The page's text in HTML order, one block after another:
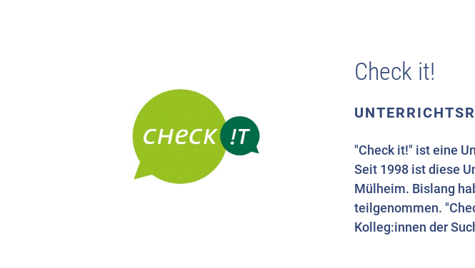
Check it!
"Check it!" ist eine
Seit 1998 ist diese
Mülheim. Bislang
teilgenommen.
Kolleg:innen der